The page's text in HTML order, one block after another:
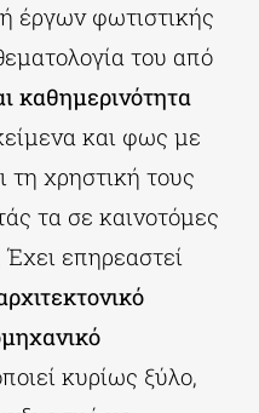
έργων φωτιστικής
του από
καθημερινότητα
και φως με
τη χρηστική τους
τα σε καινοτόμες
επηρεαστεί
κυρίως ξύλο,